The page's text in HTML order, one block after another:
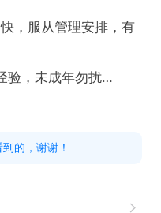
，服从管理安排，有
经验，未成年勿扰
酒水提成
2门东80米
到的，谢谢！